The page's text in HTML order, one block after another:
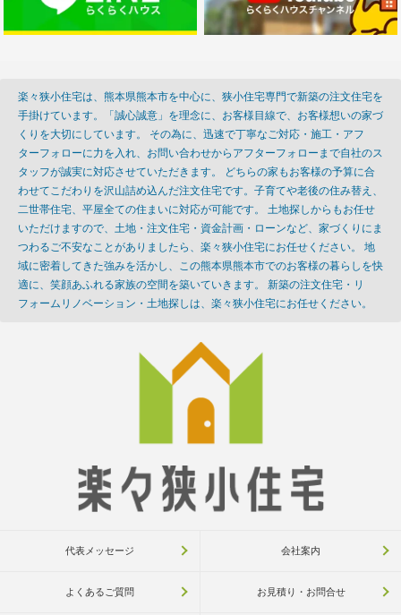
楽々狭小住宅は、熊本県熊本市を中心に、狭小住宅専門で新築の注文住宅を
手掛けています。「誠心誠意」を理念に、お客様目線で、お客様想いの家づ
くりを大切にしています。 その為に、迅速で丁寧なご対応・施工・アフ
ターフォローに力を入れ、お問い合わせからアフターフォローまで自社のス
タッフが誠実に対応させていただきます。 どちらの家もお客様の予算に合
わせてこだわりを沢山詰め込んだ注文住宅です。子育てや老後の住み替え、
二世帯住宅、平屋全ての住まいに対応が可能です。 土地探しからもお任せ
いただけますので、土地・注文住宅・資金計画・ローンなど、家づくりにま
つわるご不安なことがありましたら、楽々狭小住宅にお任せください。 地
域に密着してきた強みを活かし、この熊本県熊本市でのお客様の暮らしを快
適に、笑顔あふれる家族の空間を築いていきます。 新築の注文住宅・リ
フォームリノベーション・土地探しは、楽々狭小住宅にお任せください。
代表メッセージ 会社案内
よくあるご質問 お見積り・お問合せ